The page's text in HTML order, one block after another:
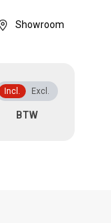
Showroom
Incl. Excl.